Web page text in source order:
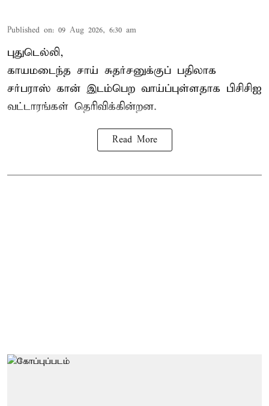
Published on: 09 Aug 2026, 6:30 am
புதுடெல்லி,
காயமடைந்த சாய் சுதர்சனுக்குப் பதிலாக
சர்பராஸ் கான் இடம்பெற வாய்ப்புள்ளதாக பிசிசிஐ
வட்டாரங்கள் தெரிவிக்கின்றன.
Read More